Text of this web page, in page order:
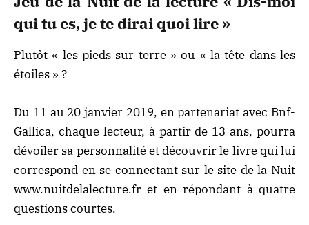
qui tu es, je te dirai quoi lire »
Plutôt « les pieds sur terre » ou « la tête dans les
étoiles » ?
Du 11 au 20 janvier 2019, en partenariat avec Bnf-
Gallica, chaque lecteur, à partir de 13 ans, pourra
dévoiler sa personnalité et découvrir le livre qui lui
correspond en se connectant sur le site de la Nuit
www.nuitdelalecture.fr et en répondant à quatre
questions courtes.